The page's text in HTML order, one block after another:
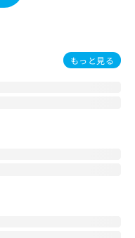
もっと見る